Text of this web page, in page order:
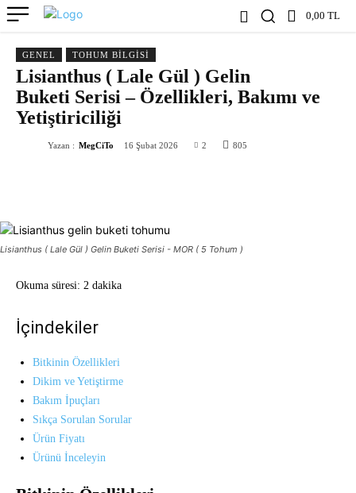
0,00 TL
GENEL TOHUM BILGISI
Lisianthus ( Lale Gül ) Gelin
Buketi Serisi – Özellikleri, Bakımı ve
Yetiştiriciliği
Yazan : MegCiTo 16 Şubat 2026 2 805
Lisianthus ( Lale Gül ) Gelin Buketi Serisi - MOR ( 5 Tohum )
Okuma süresi: 2 dakika
İçindekiler
Bitkinin Özellikleri
Dikim ve Yetiştirme
Bakım İpuçları
Sıkça Sorulan Sorular
Ürün Fiyatı
Ürünü İnceleyin